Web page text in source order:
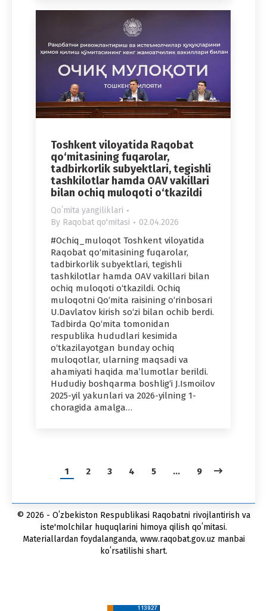
Toshkent viloyatida Raqobat
qo‘mitasining fuqarolar,
tadbirkorlik subyektlari, tegishli
tashkilotlar hamda OAV vakillari
bilan ochiq muloqoti o‘tkazildi
Qoʻmita yangiliklari
By Raqobat qo'mitasi 02.04.2026
#Ochiq_muloqot Toshkent viloyatida
Raqobat qo‘mitasining fuqarolar,
tadbirkorlik subyektlari, tegishli
tashkilotlar hamda OAV vakillari bilan
ochiq muloqoti o‘tkazildi. Ochiq
muloqotni Qo‘mita raisining o‘rinbosari
U.Davlatov kirish so‘zi bilan ochib berdi.
Tadbirda Qo‘mita tomonidan
respublika hududlari kesimida
o‘tkazilayotgan bunday ochiq
muloqotlar, ularning maqsadi va
ahamiyati haqida ma’lumotlar berildi.
Hududiy boshqarma boshlig‘i J.Ismoilov
2025-yil yakunlari va 2026-yilning 1-
choragida amalga…
1 2 3 4 5 … 9
© 2026 - Oʻzbekiston Respublikasi Raqobatni rivojlantirish va
iste'molchilar huquqlarini himoya qilish qoʻmitasi.
Materiallardan foydalanganda, www.raqobat.gov.uz manbai
koʻrsatilishi shart.